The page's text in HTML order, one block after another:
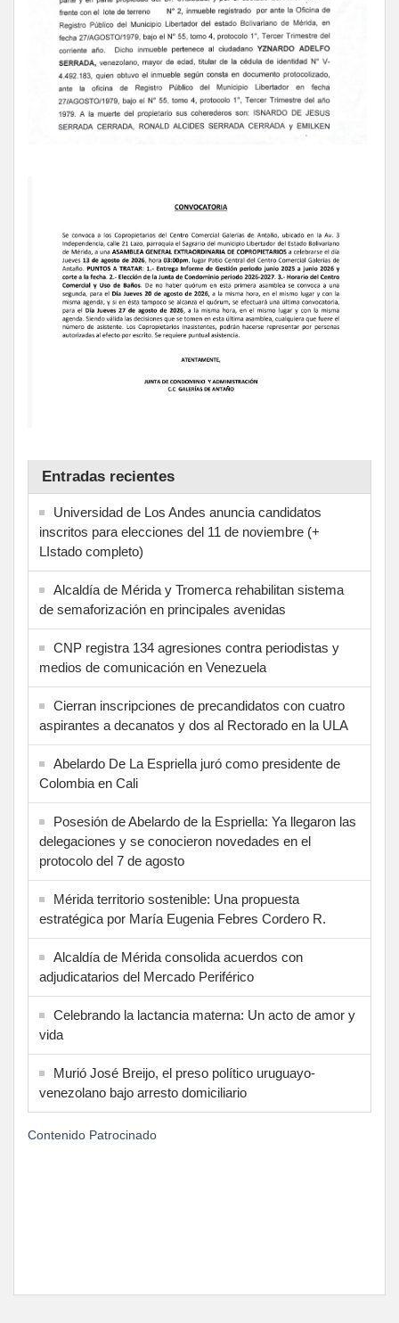
Entradas recientes
Universidad de Los Andes anuncia candidatos
inscritos para elecciones del 11 de noviembre (+
LIstado completo)
Alcaldía de Mérida y Tromerca rehabilitan sistema
de semaforización en principales avenidas
CNP registra 134 agresiones contra periodistas y
medios de comunicación en Venezuela
Cierran inscripciones de precandidatos con cuatro
aspirantes a decanatos y dos al Rectorado en la ULA
Abelardo De La Espriella juró como presidente de
Colombia en Cali
Posesión de Abelardo de la Espriella: Ya llegaron las
delegaciones y se conocieron novedades en el
protocolo del 7 de agosto
Mérida territorio sostenible: Una propuesta
estratégica por María Eugenia Febres Cordero R.
Alcaldía de Mérida consolida acuerdos con
adjudicatarios del Mercado Periférico
Celebrando la lactancia materna: Un acto de amor y
vida
Murió José Breijo, el preso político uruguayo-
venezolano bajo arresto domiciliario
Contenido Patrocinado